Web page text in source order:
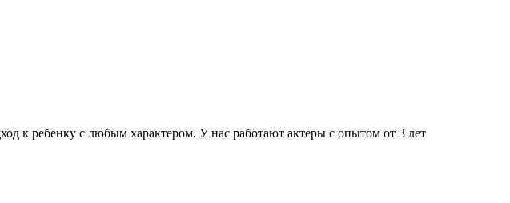
к ребенку с любым характером. У нас работают актеры с опытом от 3 лет